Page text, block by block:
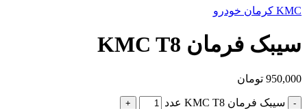
KMC کرمان خودرو
سیبک فرمان KMC T8
950,000 تومان
سیبک فرمان KMC T8 عدد